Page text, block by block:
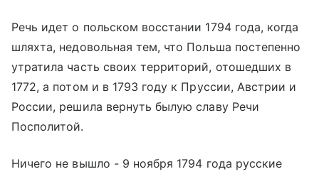
Речь идет о польском восстании 1794 года, когда
шляхта, недовольная тем, что Польша постепенно
утратила часть своих территорий, отошедших в
1772, а потом и в 1793 году к Пруссии, Австрии и
России, решила вернуть былую славу Речи
Посполитой.
Ничего не вышло - 9 ноября 1794 года русские